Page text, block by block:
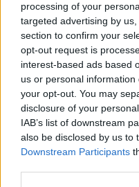
processing of your
targeted advertising by
section to confirm your
opt-out request is
interest-based ads based
us or personal
your opt-out. You may
disclosure of your
IAB’s list of downstream
also be disclosed by us to
Downstream Participants
... další nabídky
Prima sport - co nabídne v